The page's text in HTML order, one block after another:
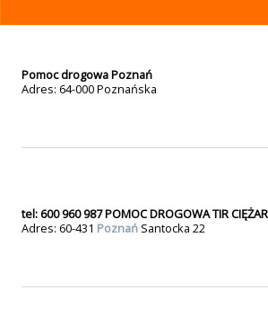
Pomoc drogowa Poznań
Adres: 64-000Poznańska
tel: 600 960 987 POMOC DROGOWA TIR
Adres: 60-431 Poznań Santocka 22